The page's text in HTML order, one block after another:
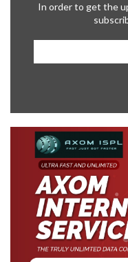
In order to get the